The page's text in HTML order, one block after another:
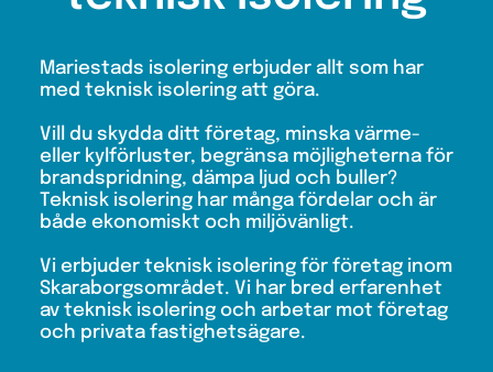
Mariestads isolering erbjuder allt som har
med teknisk isolering att göra.
Vill du skydda ditt företag, minska värme-
eller kylförluster, begränsa möjligheterna för
brandspridning, dämpa ljud och buller?
Teknisk isolering har många fördelar och är
både ekonomiskt och miljövänligt.
Vi erbjuder teknisk isolering för företag inom
Skaraborgsområdet. Vi har bred erfarenhet
av teknisk isolering och arbetar mot företag
och privata fastighetsägare.